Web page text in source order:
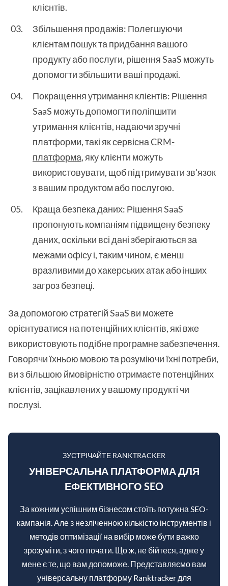
клієнтів.
Збільшення продажів: Полегшуючи
клієнтам пошук та придбання вашого
продукту або послуги, рішення SaaS можуть
допомогти збільшити ваші продажі.
Покращення утримання клієнтів: Рішення
SaaS можуть допомогти поліпшити
утримання клієнтів, надаючи зручні
платформи, такі яксервісна CRM-
платформа, яку клієнти можуть
використовувати, щоб підтримувати зв'язок
з вашим продуктом або послугою.
Краща безпека даних: Рішення SaaS
пропонують компаніям підвищену безпеку
даних, оскільки всі дані зберігаються за
межами офісу і, таким чином, є менш
вразливими до хакерських атак або інших
загроз безпеці.
За допомогою стратегій SaaS ви можете
орієнтуватися на потенційних клієнтів, які вже
використовують подібне програмне забезпечення.
Говорячи їхньою мовою та розуміючи їхні потреби,
ви з більшою ймовірністю отримаєте потенційних
клієнтів, зацікавлених у вашому продукті чи
послузі.
ЗУСТРІЧАЙТЕ RANKTRACKER
УНІВЕРСАЛЬНА ПЛАТФОРМА ДЛЯ
ЕФЕКТИВНОГО SEO
За кожним успішним бізнесом стоїть потужна SEO-
кампанія. Але з незліченною кількістю інструментів і
методів оптимізації на вибір може бути важко
зрозуміти, з чого почати. Що ж, не бійтеся, адже у
мене є те, що вам допоможе. Представляємо вам
універсальну платформу Ranktracker для